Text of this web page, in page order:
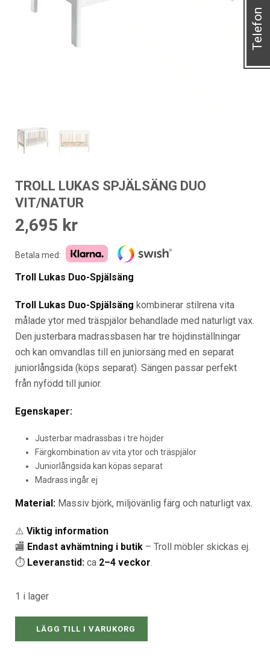
TROLL LUKAS SPJÄLSÄNG DUO
VIT/NATUR
2,695 kr
Betala med:
Troll Lukas Duo-Spjälsäng
Troll Lukas Duo-Spjälsäng kombinerar stilrena vita
målade ytor med träspjälor behandlade med naturligt vax.
Den justerbara madrassbasen har tre höjdinställningar
och kan omvandlas till en juniorsäng med en separat
juniorlångsida (köps separat). Sängen passar perfekt
från nyfödd till junior.
Egenskaper:
Justerbar madrassbas i tre höjder
Färgkombination av vita ytor och träspjälor
Juniorlångsida kan köpas separat
Madrass ingår ej
Material: Massiv björk, miljövänlig färg och naturligt vax.
⚠️ Viktig information
🏬 Endast avhämtning i butik – Troll möbler skickas ej.
⏱️ Leveranstid: ca 2–4 veckor.
1 i lager
LÄGG TILL I VARUKORG
Telefon